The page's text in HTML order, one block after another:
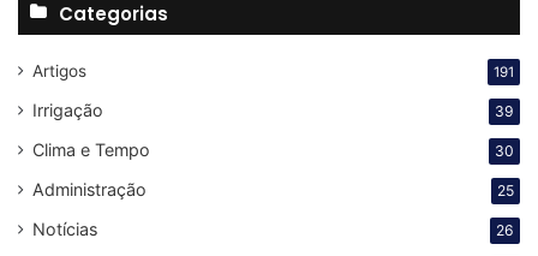
Categorias
Artigos 191
Irrigação 39
Clima e Tempo 30
Administração 25
Notícias 26